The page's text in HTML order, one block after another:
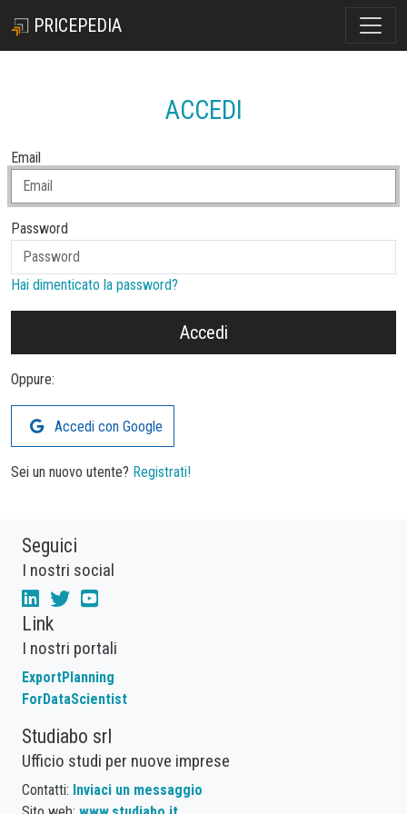
PRICEPEDIA
ACCEDI
Email
Password
Hai dimenticato la password?
Accedi
Oppure:
Accedi con Google
Sei un nuovo utente? Registrati!
Seguici
I nostri social
Link
I nostri portali
ExportPlanning
ForDataScientist
Studiabo srl
Ufficio studi per nuove imprese
Contatti: Inviaci un messaggio